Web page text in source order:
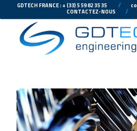
GDTECH FRANCE : + (33) 5 59 82 35 35 //---
CONTACTEZ-NOUS ---// ---